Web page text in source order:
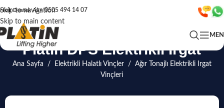
Skip to navigation
Skip to main content
Hızlı Destek Alın0505 494 14 07
Platin DPS Elektrikli Irgat
Ana Sayfa / Elektrikli Halatlı Vinçler /
Ağır Tonajlı Elektrikli Irgat
Vinçleri